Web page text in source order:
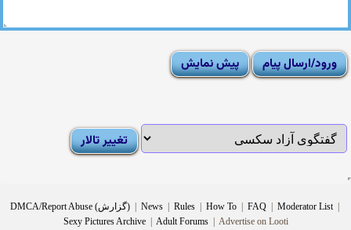
DMCA/Report Abuse (گزارش) | News | Rules | How To | FAQ | Moderator List |
Sexy Pictures Archive | Adult Forums |Advertise on Looti